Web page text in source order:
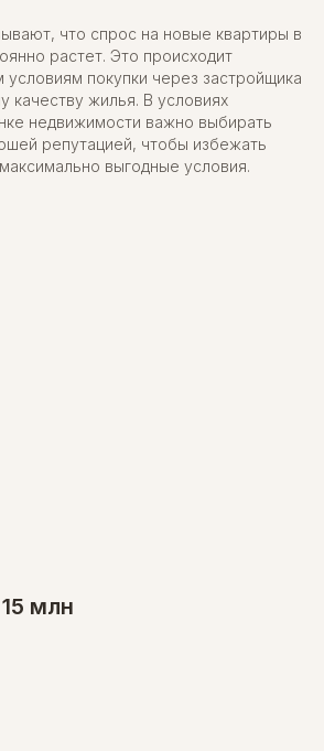
что спрос на новые квартиры в
растет. Это происходит
условиям покупки через застройщика
качеству жилья. В условиях
недвижимости важно выбирать
репутацией, чтобы избежать
выгодные условия.
млн